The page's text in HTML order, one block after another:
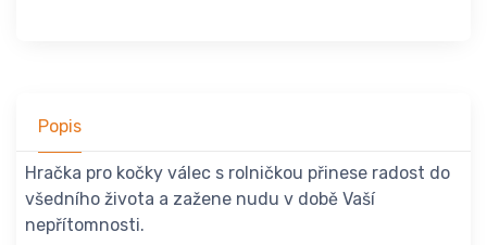
Popis
Hračka pro kočky válec s rolničkou přinese radost do
všedního života a zažene nudu v době Vaší
nepřítomnosti.